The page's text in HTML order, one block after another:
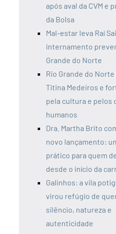
após aval da CVM e
da Bolsa
Mal-estar leva Raí
internamento
Grande do Norte
Rio Grande do
Titina Medeiros e
pela cultura e pelos
humanos
Dra. Martha Brito
novo lançamento:
prático para quem
desde o início da
Galinhos: a vila
virou refúgio de
silêncio, natureza e
autenticidade